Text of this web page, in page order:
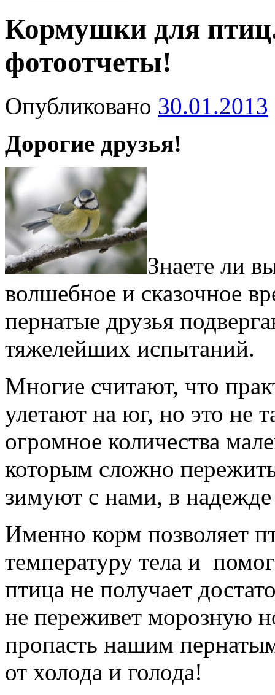
Кормушки для
фотоотчеты!
Опубликовано 30.01.2013
Дорогие друзья!
Знаете ли
волшебное и сказочное
пернатые друзья
тяжелейших испытаний.
Многие считают, что
улетают на юг, но это не
огромное количества
которым сложно
зимуют с нами, в
Именно корм позволяет
температуру тела и
птица не получает
не переживет морозную
пропасть нашим
от холода и голода!